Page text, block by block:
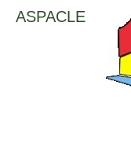
ASPACLE